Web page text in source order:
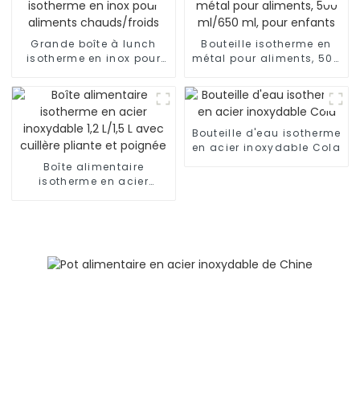
Grande boîte à lunch
isotherme en inox pour
Bouteille isotherme en
métal pour aliments, 500
Boîte alimentaire
isotherme en acier
Bouteille d'eau isotherme
en acier inoxydable Cola